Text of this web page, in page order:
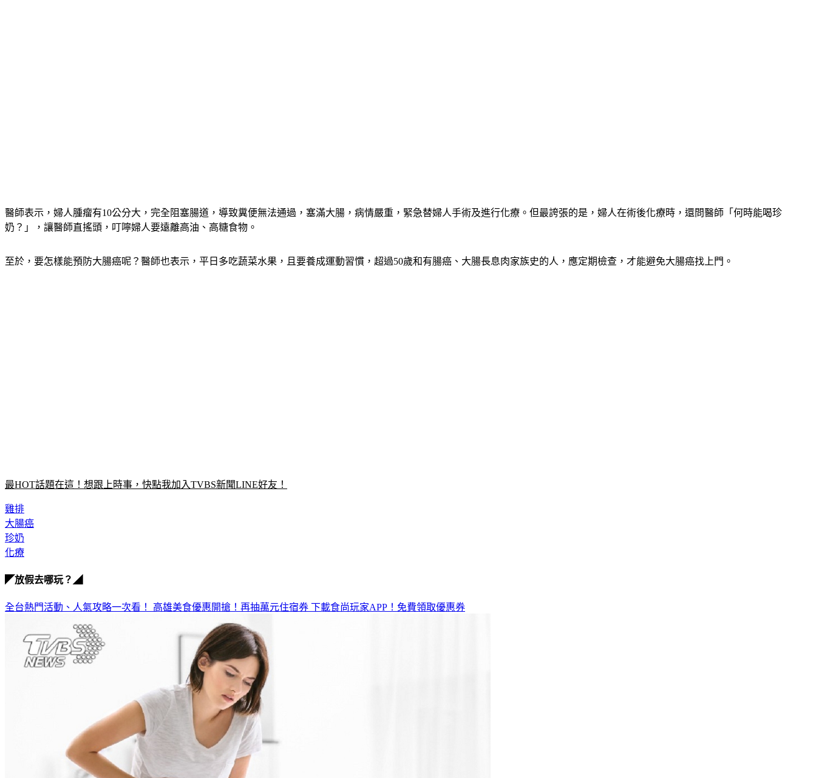
醫師表示，婦人腫瘤有10公分大，完全阻塞腸道，導致糞便無法通過，塞滿大腸，病情嚴重，緊急替婦人手術及進行化療。但最誇張的是，婦人在術後化療時，還問醫師「何時能喝珍
奶？」，讓醫師直搖頭，叮嚀婦人要遠離高油、高糖食物。
至於，要怎樣能預防大腸癌呢？醫師也表示，平日多吃蔬菜水果，且要養成運動習慣，超過50歲和有腸癌、大腸長息肉家族史的人，應定期檢查，才能避免大腸癌找上門。
最HOT話題在這！想跟上時事，快點我加入TVBS新聞LINE好友！
雞排
大腸癌
珍奶
化療
◤放假去哪玩？◢
全台熱門活動、人氣攻略一次看！ 高雄美食優惠開搶！再抽萬元住宿券 下載食尚玩家APP！免費領取優惠券